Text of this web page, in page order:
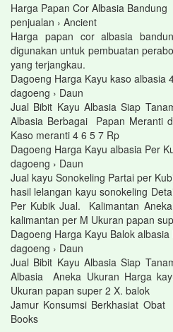
Harga Papan Cor Albasia
penjualan › Ancient
Harga papan cor albasia
digunakan untuk pembuatan
yang terjangkau.
Dagoeng Harga Kayu kaso albasia
dagoeng › Daun
Jual Bibit Kayu Albasia Siap
Albasia Berbagai Papan Meranti
Kaso meranti 4 6 5 7 Rp
Dagoeng Harga Kayu albasia Per
dagoeng › Daun
Jual kayu Sonokeling Partai per
hasil lelangan kayu sonokeling
Per Kubik Jual. Kalimantan
kalimantan per M Ukuran papan
Dagoeng Harga Kayu Balok albasia
dagoeng › Daun
Jual Bibit Kayu Albasia Siap
Albasia Aneka Ukuran Harga
Ukuran papan super 2 X. balok
Jamur Konsumsi Berkhasiat
Books